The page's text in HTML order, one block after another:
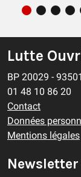
Lutte
BP 20029 -
01 48 10 86 20
Contact
Données
Mentions légales
Newsletter